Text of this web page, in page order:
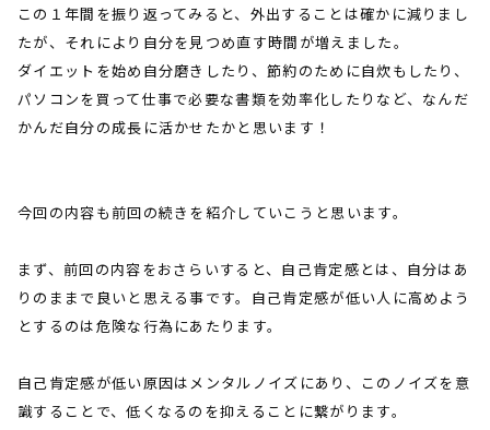
この１年間を振り返ってみると、外出することは確かに減りまし
たが、それにより自分を見つめ直す時間が増えました。
ダイエットを始め自分磨きしたり、節約のために自炊もしたり、
パソコンを買って仕事で必要な書類を効率化したりなど、なんだ
かんだ自分の成長に活かせたかと思います！
今回の内容も前回の続きを紹介していこうと思います。
まず、前回の内容をおさらいすると、自己肯定感とは、自分はあ
りのままで良いと思える事です。自己肯定感が低い人に高めよう
とするのは危険な行為にあたります。
自己肯定感が低い原因はメンタルノイズにあり、このノイズを意
識することで、低くなるのを抑えることに繋がります。